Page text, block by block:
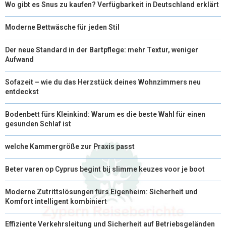
Wo gibt es Snus zu kaufen? Verfügbarkeit in Deutschland erklärt
Moderne Bettwäsche für jeden Stil
Der neue Standard in der Bartpflege: mehr Textur, weniger
Aufwand
Sofazeit – wie du das Herzstück deines Wohnzimmers neu
entdeckst
Bodenbett fürs Kleinkind: Warum es die beste Wahl für einen
gesunden Schlaf ist
welche Kammergröße zur Praxis passt
Beter varen op Cyprus begint bij slimme keuzes voor je boot
Moderne Zutrittslösungen fürs Eigenheim: Sicherheit und
Komfort intelligent kombiniert
Effiziente Verkehrsleitung und Sicherheit auf Betriebsgeländen